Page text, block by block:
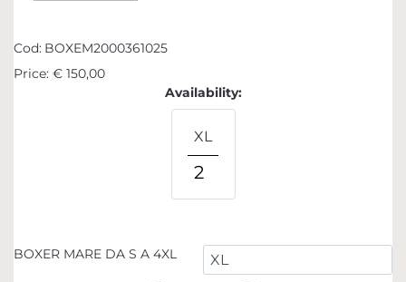
Cod: BOXEM2000361025
Price: € 150,00
Availability:
XL
2
BOXER MARE DA S A 4XL